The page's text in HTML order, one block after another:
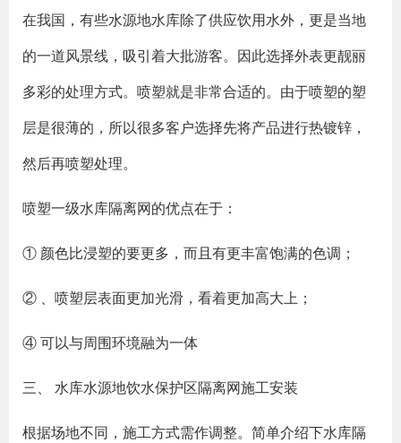
在我国，有些水源地水库除了供应饮用水外，更是当地
的一道风景线，吸引着大批游客。因此选择外表更靓丽
多彩的处理方式。喷塑就是非常合适的。由于喷塑的塑
层是很薄的，所以很多客户选择先将产品进行热镀锌，
然后再喷塑处理。
喷塑一级水库隔离网的优点在于：
① 颜色比浸塑的要更多，而且有更丰富饱满的色调；
② 、喷塑层表面更加光滑，看着更加高大上；
④ 可以与周围环境融为一体
三、 水库水源地饮水保护区隔离网施工安装
根据场地不同，施工方式需作调整。简单介绍下水库隔